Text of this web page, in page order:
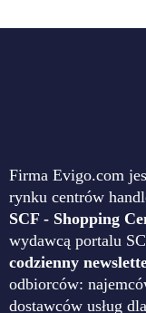
Firma Evigo.com
rynku centrów
SCF - Shopping
wydawcą portalu
codzienny
odbiorców:
dostawców usług